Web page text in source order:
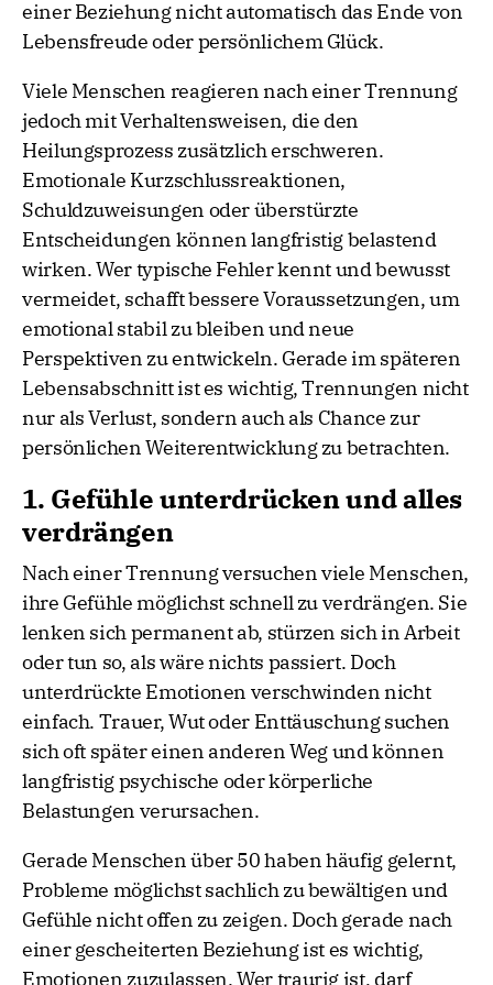
einer Beziehung nicht automatisch das Ende von
Lebensfreude oder persönlichem Glück.
Viele Menschen reagieren nach einer Trennung
jedoch mit Verhaltensweisen, die den
Heilungsprozess zusätzlich erschweren.
Emotionale Kurzschlussreaktionen,
Schuldzuweisungen oder überstürzte
Entscheidungen können langfristig belastend
wirken. Wer typische Fehler kennt und bewusst
vermeidet, schafft bessere Voraussetzungen, um
emotional stabil zu bleiben und neue
Perspektiven zu entwickeln. Gerade im späteren
Lebensabschnitt ist es wichtig, Trennungen nicht
nur als Verlust, sondern auch als Chance zur
persönlichen Weiterentwicklung zu betrachten.
1. Gefühle unterdrücken und alles
verdrängen
Nach einer Trennung versuchen viele Menschen,
ihre Gefühle möglichst schnell zu verdrängen. Sie
lenken sich permanent ab, stürzen sich in Arbeit
oder tun so, als wäre nichts passiert. Doch
unterdrückte Emotionen verschwinden nicht
einfach. Trauer, Wut oder Enttäuschung suchen
sich oft später einen anderen Weg und können
langfristig psychische oder körperliche
Belastungen verursachen.
Gerade Menschen über 50 haben häufig gelernt,
Probleme möglichst sachlich zu bewältigen und
Gefühle nicht offen zu zeigen. Doch gerade nach
einer gescheiterten Beziehung ist es wichtig,
Emotionen zuzulassen. Wer traurig ist, darf